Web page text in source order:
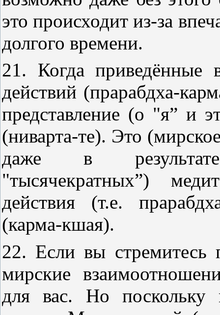
это происходит из-за
долгого времени.
21. Когда приведённые
действий (прарабдха-
представление (о "я” и
(ниварта-те). Это
даже в
"тысячекратных”)
действия (т.е.
(карма-кшая).
22. Если вы стремитесь
мирские
для вас. Но поскольку